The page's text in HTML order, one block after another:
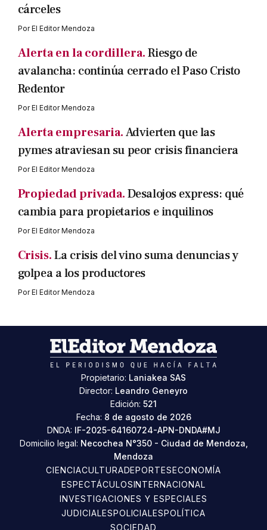
cárceles
PorEl Editor Mendoza
Alerta en la cordillera.Riesgo de
avalancha: continúa cerrado el Paso Cristo
Redentor
PorEl Editor Mendoza
Alerta empresaria.Advierten que las
pymes atraviesan su peor crisis financiera
PorEl Editor Mendoza
Propiedad privada.Desalojos express: qué
cambia para propietarios e inquilinos
PorEl Editor Mendoza
Crisis.La crisis del vino suma denuncias y
golpea a los productores
PorEl Editor Mendoza
Propietario: Laniakea SAS
Director: Leandro Geneyro
Edición: 521
Fecha: 8 de agosto de 2026
DNDA: IF-2025-64160724-APN-DNDA#MJ
Domicilio legal: Necochea N°350 - Ciudad de Mendoza,
Mendoza
CIENCIACULTURADEPORTESECONOMÍA
ESPECTÁCULOSINTERNACIONAL
INVESTIGACIONES Y ESPECIALES
JUDICIALESPOLICIALESPOLÍTICA
SOCIEDAD